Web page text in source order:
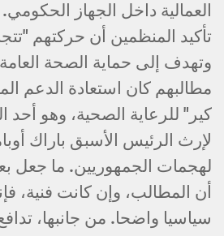
العمالية داخل الجهاز
تأكيد المنظمين أن حركتهم
وتهدف إلى حماية الصحة
مطالبهم كان استعادة الدعم
كير" للرعاية الصحية، وهو أحد
لإرث الرئيس الأسبق باراك
لهجمات الجمهوريين. ما جعل
أن المطالب، وإن كانت فنية،
سياسيا واضحا. من جانبها،